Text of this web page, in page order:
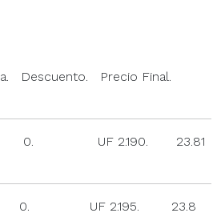
Descuento. Precio Final.
0. UF 2.190. 23.81
0. UF 2.195. 23.8